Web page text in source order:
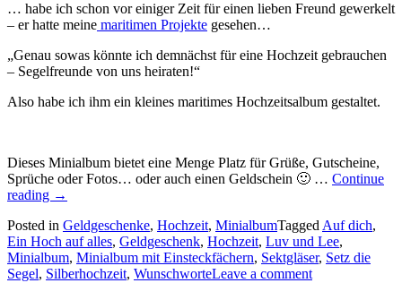
… habe ich schon vor einiger Zeit für einen lieben Freund gewerkelt
– er hatte meine maritimen Projekte gesehen…
„Genau sowas könnte ich demnächst für eine Hochzeit gebrauchen
– Segelfreunde von uns heiraten!“
Also habe ich ihm ein kleines maritimes Hochzeitsalbum gestaltet.
Dieses Minialbum bietet eine Menge Platz für Grüße, Gutscheine,
Sprüche oder Fotos… oder auch einen Geldschein 🙂 … Continue
reading „Ein
Minialbum
zur
Hochzeit…“
→
Posted in Geldgeschenke, Hochzeit, MinialbumTagged Auf dich,
Ein Hoch auf alles, Geldgeschenk, Hochzeit, Luv und Lee,
Minialbum, Minialbum mit Einsteckfächern, Sektgläser, Setz die
Segel, Silberhochzeit, WunschworteLeave a comment